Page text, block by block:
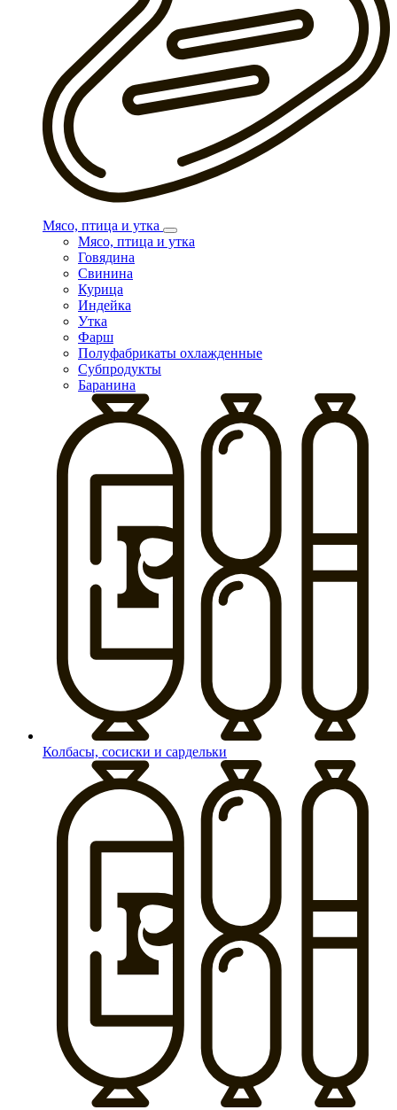
Мясо, птица и утка
Мясо, птица и утка
Говядина
Свинина
Курица
Индейка
Утка
Фарш
Полуфабрикаты охлажденные
Субпродукты
Баранина
Колбасы, сосиски и сардельки